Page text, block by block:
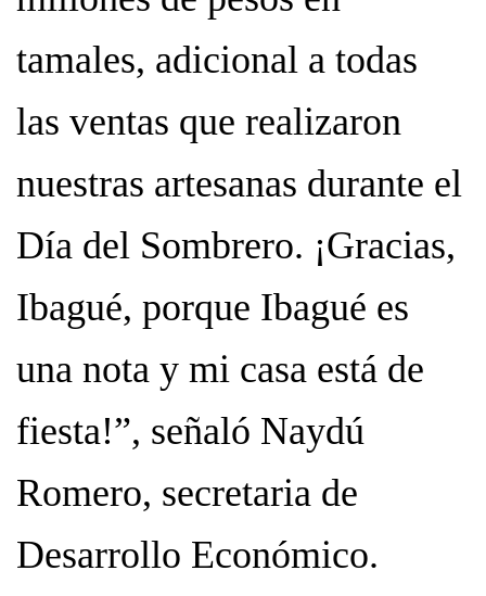
tamales, adicional a todas
las ventas que realizaron
nuestras artesanas durante el
Día del Sombrero. ¡Gracias,
Ibagué, porque Ibagué es
una nota y mi casa está de
fiesta!”, señaló Naydú
Romero, secretaria de
Desarrollo Económico.